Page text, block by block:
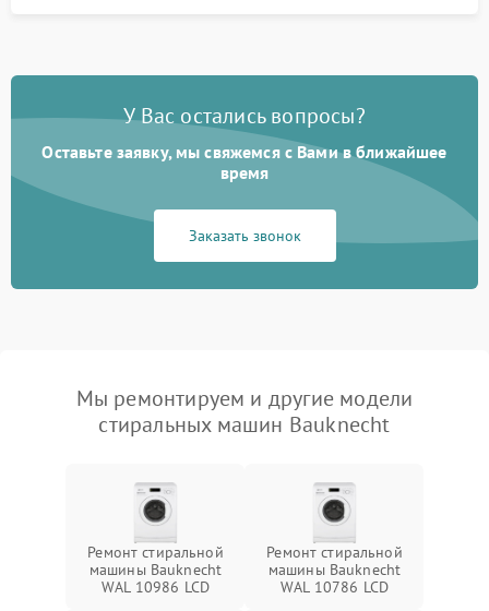
У Вас остались вопросы?
Оставьте заявку, мы свяжемся с Вами в ближайшее
время
Заказать звонок
Мы ремонтируем и другие модели
стиральных машин Bauknecht
Ремонт стиральной
машины Bauknecht
WAL 10986 LCD
Ремонт стиральной
машины Bauknecht
WAL 10786 LCD